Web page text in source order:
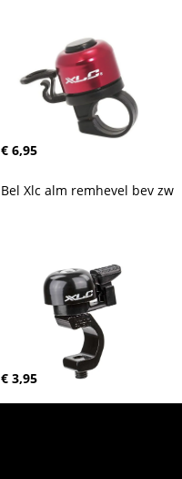
€ 6,95
Bel Xlc alm remhevel bev zw
€ 3,95